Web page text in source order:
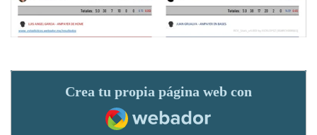
Crea tu propia página web con
Webador